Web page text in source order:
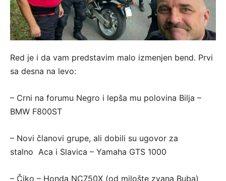
Red je i da vam predstavim malo izmenjen bend. Prvi
sa desna na levo:
– Crni na forumu Negro i lepša mu polovina Bilja –
BMW F800ST
– Novi članovi grupe, ali dobili su ugovor za
stalno Aca i Slavica – Yamaha GTS 1000
– Čiko – Honda NC750X (od milošte zvana Buba)